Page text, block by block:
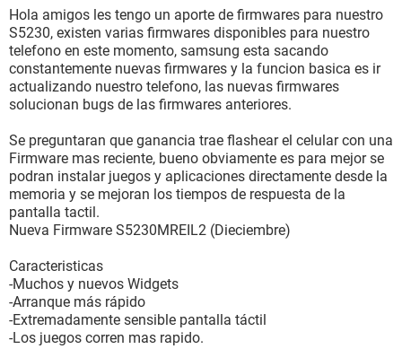
Hola amigos les tengo un aporte de firmwares para nuestro
S5230, existen varias firmwares disponibles para nuestro
telefono en este momento, samsung esta sacando
constantemente nuevas firmwares y la funcion basica es ir
actualizando nuestro telefono, las nuevas firmwares
solucionan bugs de las firmwares anteriores.
Se preguntaran que ganancia trae flashear el celular con una
Firmware mas reciente, bueno obviamente es para mejor se
podran instalar juegos y aplicaciones directamente desde la
memoria y se mejoran los tiempos de respuesta de la
pantalla tactil.
Nueva Firmware S5230MREIL2 (Dieciembre)
Caracteristicas
-Muchos y nuevos Widgets
-Arranque más rápido
-Extremadamente sensible pantalla táctil
-Los juegos corren mas rapido.